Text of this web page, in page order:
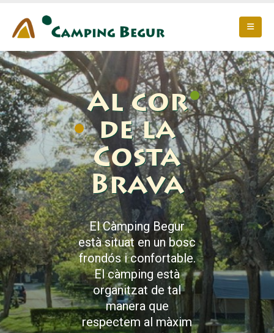
Al cor
de la
Costa
Brava
El Càmping Begur
està situat en un bosc
frondós i confortable.
El càmping està
organitzat de tal
manera que
respectem al màxim